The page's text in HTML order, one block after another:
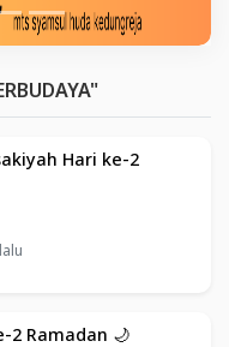
Hari ke-2
2 Ramadan 🌙